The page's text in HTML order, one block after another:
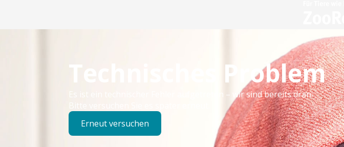
Technisches Problem
Es ist ein technischer Fehler aufgetreten – wir sind bereits dran.
Bitte versuchen Sie es später erneut.
Erneut versuchen